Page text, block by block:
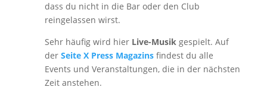
dass du nicht in die Bar oder den Club
reingelassen wirst.
Sehr häufig wird hier Live-Musikgespielt. Auf
der Seite X Press Magazinsfindest du alle
Events und Veranstaltungen, die in der nächsten
Zeit anstehen.